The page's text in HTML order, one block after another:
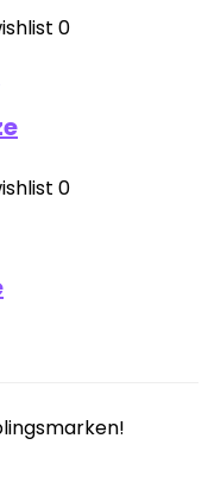
0
0